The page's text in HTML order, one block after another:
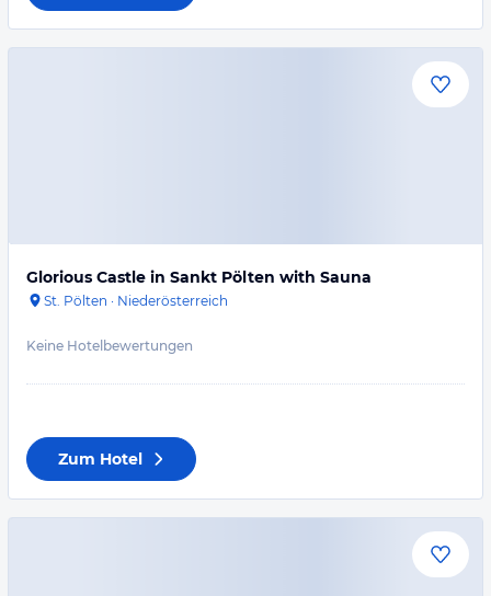
Glorious Castle in Sankt Pölten with Sauna
St. Pölten · Niederösterreich
Keine Hotelbewertungen
Zum Hotel